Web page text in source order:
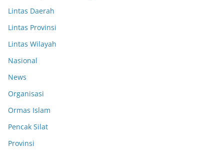
Lintas Daerah
Lintas Provinsi
Lintas Wilayah
Nasional
News
Organisasi
Ormas Islam
Pencak Silat
Provinsi